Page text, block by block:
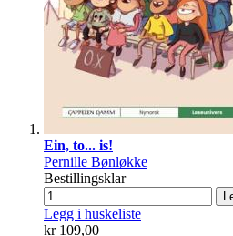
Ein, to... is!
Pernille Bønløkke
Bestillingsklar
Legg i huskeliste
kr 109,00